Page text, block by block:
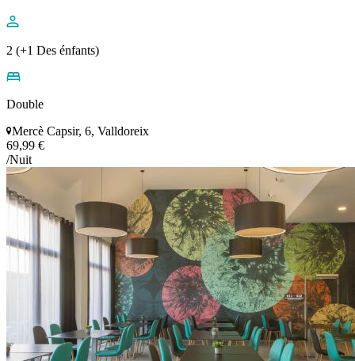
2 (+1 Des énfants)
Double
Mercè Capsir, 6, Valldoreix
69,99 €
/Nuit